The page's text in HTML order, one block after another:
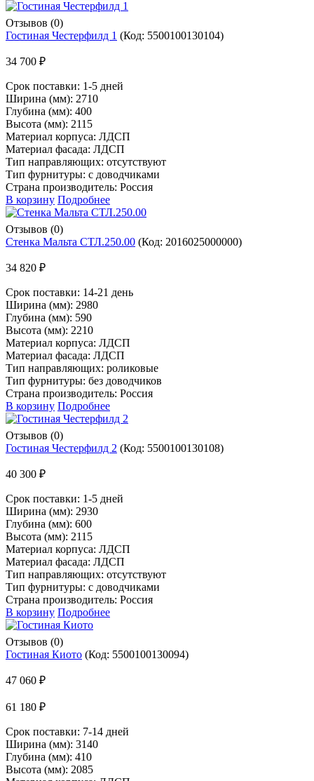
Отзывов (0)
Гостиная Честерфилд 1 (Код: 5500100130104)
34 700 ₽
Срок поставки: 1-5 дней
Ширина (мм): 2710
Глубина (мм): 400
Высота (мм): 2115
Материал корпуса: ЛДСП
Материал фасада: ЛДСП
Тип направляющих: отсутствуют
Тип фурнитуры: с доводчиками
Страна производитель: Россия
В корзину Подробнее
Отзывов (0)
Стенка Мальта СТЛ.250.00 (Код: 2016025000000)
34 820 ₽
Срок поставки: 14-21 день
Ширина (мм): 2980
Глубина (мм): 590
Высота (мм): 2210
Материал корпуса: ЛДСП
Материал фасада: ЛДСП
Тип направляющих: роликовые
Тип фурнитуры: без доводчиков
Страна производитель: Россия
В корзину Подробнее
Отзывов (0)
Гостиная Честерфилд 2 (Код: 5500100130108)
40 300 ₽
Срок поставки: 1-5 дней
Ширина (мм): 2930
Глубина (мм): 600
Высота (мм): 2115
Материал корпуса: ЛДСП
Материал фасада: ЛДСП
Тип направляющих: отсутствуют
Тип фурнитуры: с доводчиками
Страна производитель: Россия
В корзину Подробнее
Отзывов (0)
Гостиная Киото (Код: 5500100130094)
47 060 ₽
61 180 ₽
Срок поставки: 7-14 дней
Ширина (мм): 3140
Глубина (мм): 410
Высота (мм): 2085